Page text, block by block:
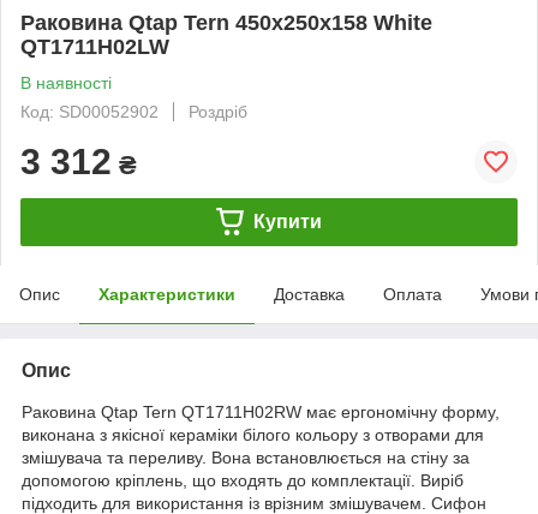
Раковина Qtap Tern 450х250х158 White
QT1711H02LW
В наявності
Код: SD00052902
Роздріб
3 312 ₴
Купити
Опис Характеристики Доставка Оплата Умови
Опис
Раковина Qtap Tern QT1711H02RW має ергономічну форму,
виконана з якісної кераміки білого кольору з отворами для
змішувача та переливу. Вона встановлюється на стіну за
допомогою кріплень, що входять до комплектації. Виріб
підходить для використання із врізним змішувачем. Сифон